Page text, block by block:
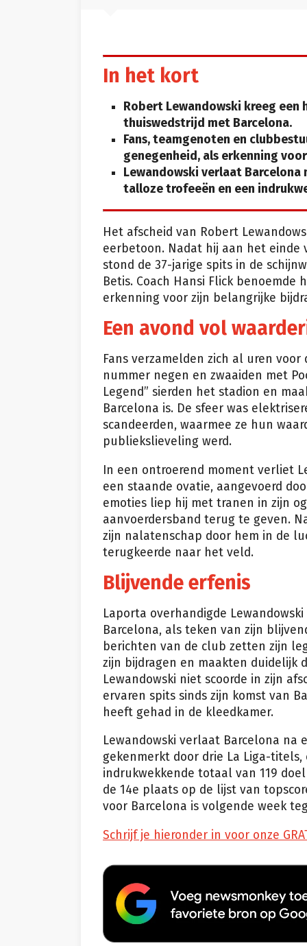
In het kort
Robert Lewandowski kreeg
thuiswedstrijd met Barcelona.
Fans, teamgenoten en
genegenheid, als erkenning
Lewandowski verlaat
talloze trofeeën en een
Het afscheid van Robert
eerbetoon. Nadat hij aan het einde
stond de 37-jarige spits in de
Betis. Coach Hansi Flick
erkenning voor zijn belangrijke
Een avond vol
Fans verzamelden zich al uren
nummer negen en zwaaiden met
Legend” sierden het stadion en
Barcelona is. De sfeer was
scandeerden, waarmee ze hun
publiekslieveling werd.
In een ontroerend moment verliet
een staande ovatie, aangevoerd
emoties liep hij met tranen in zijn
aanvoerdersband terug te geven.
zijn nalatenschap door hem in de
terugkeerde naar het veld.
Blijvende erfenis
Laporta overhandigde
Barcelona, als teken van zijn
berichten van de club zetten zijn
zijn bijdragen en maakten duidelijk
Lewandowski niet scoorde in zijn
ervaren spits sinds zijn komst van
heeft gehad in de kleedkamer.
Lewandowski verlaat Barcelona na
gekenmerkt door drie La Liga-titels,
indrukwekkende totaal van 119
de 14e plaats op de lijst van
voor Barcelona is volgende week
Schrijf je hieronder in voor onze